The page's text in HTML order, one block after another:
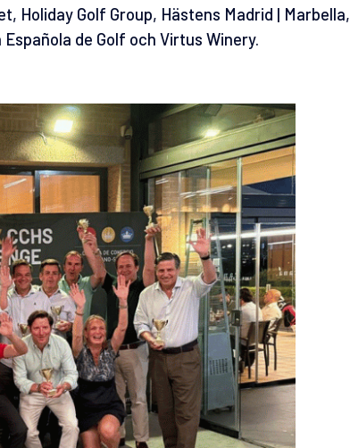
Holiday Golf Group, Hästens Madrid | Marbella,
de Golf och Virtus Winery.